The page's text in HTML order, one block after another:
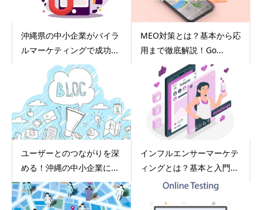
沖縄県の中小企業がバイラ
ルマーケティングで成功...
MEO対策とは？基本から応
用まで徹底解説！Go...
ユーザーとのつながりを深
める！沖縄の中小企業に...
インフルエンサーマーケテ
ィングとは？基本と入門...